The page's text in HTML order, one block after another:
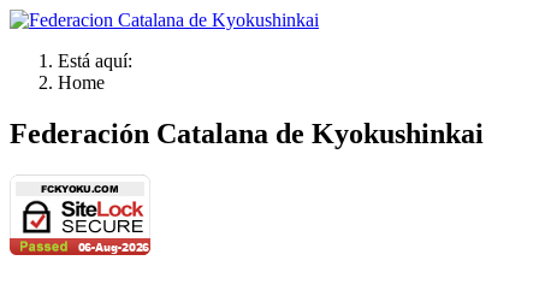
Está aquí:
Home
Federación Catalana de Kyokushinkai